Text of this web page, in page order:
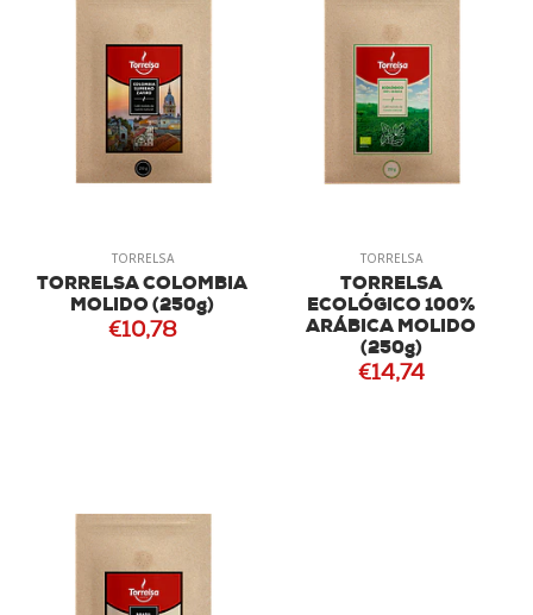
TORRELSA
TORRELSA COLOMBIA
MOLIDO (250g)
€10,78
TORRELSA
TORRELSA
ECOLÓGICO 100%
ARÁBICA MOLIDO
(250g)
€14,74